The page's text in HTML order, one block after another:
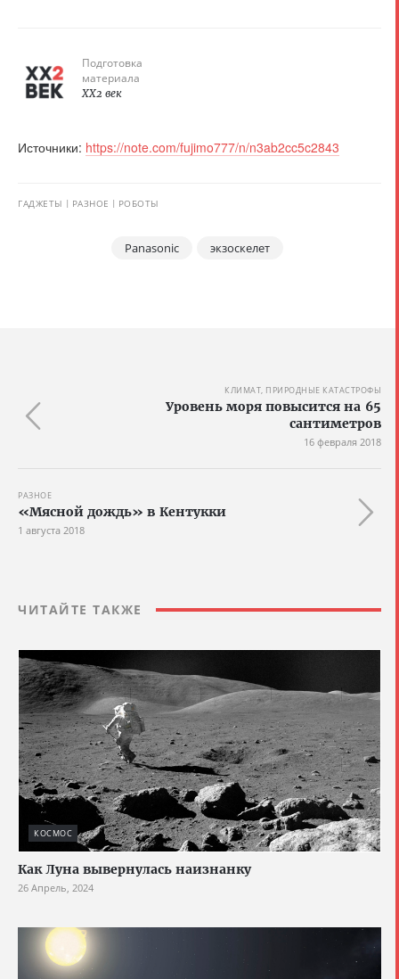
Подготовка
материала
XX2 век
Источники: https://note.com/fujimo777/n/n3ab2cc5c2843
ГАДЖЕТЫ РАЗНОЕ РОБОТЫ
Panasonic экзоскелет
КЛИМАТ, ПРИРОДНЫЕ КАТАСТРОФЫ
Уровень моря повысится на 65
сантиметров
16 февраля 2018
РАЗНОЕ
«Мясной дождь» в Кентукки
1 августа 2018
ЧИТАЙТЕ ТАКЖЕ
КОСМОС
Как Луна вывернулась наизнанку
26 Апрель, 2024